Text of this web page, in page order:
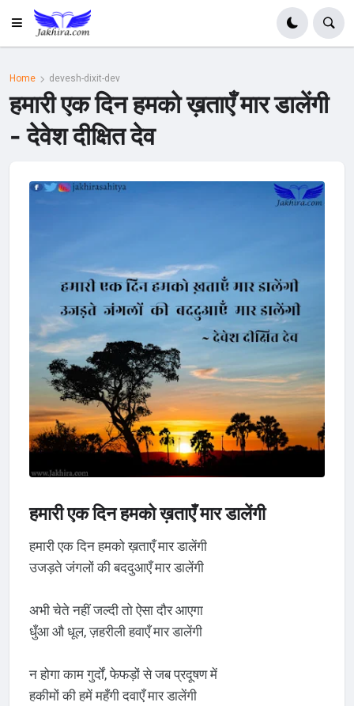
Home devesh-dixit-dev
हमारी एक दिन हमको ख़ताएँ मार डालेंगी
- देवेश दीक्षित देव
हमारी एक दिन हमको ख़ताएँ मार डालेंगी
हमारी एक दिन हमको ख़ताएँ मार डालेंगी
उजड़ते जंगलों की बददुआएँ मार डालेंगी
अभी चेते नहीं जल्दी तो ऐसा दौर आएगा
धुँआ औ धूल, ज़हरीली हवाएँ मार डालेंगी
न होगा काम गुर्दों, फेफड़ों से जब प्रदूषण में
हकीमों की हमें महँगी दवाएँ मार डालेंगी